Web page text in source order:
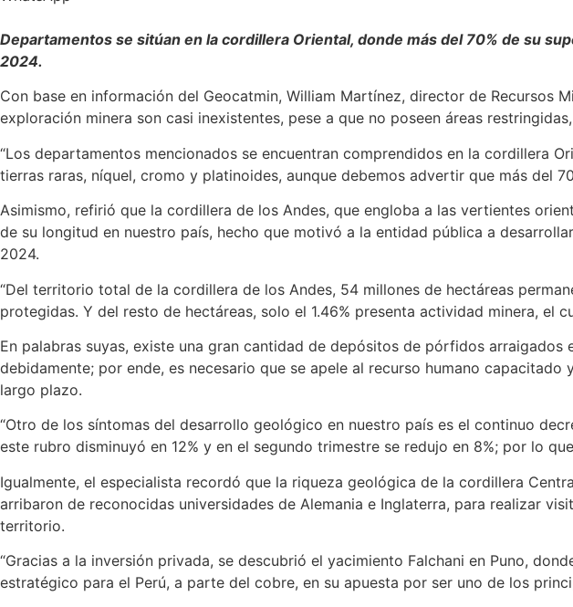
Departamentos se sitúan en la cordillera Oriental, donde más del 70% de su
2024.
Con base en información del Geocatmin, William Martínez, director de Recursos
exploración minera son casi inexistentes, pese a que no poseen áreas
“Los departamentos mencionados se encuentran comprendidos en la cordillera
tierras raras, níquel, cromo y platinoides, aunque debemos advertir que más del
Asimismo, refirió que la cordillera de los Andes, que engloba a las vertientes
de su longitud en nuestro país, hecho que motivó a la entidad pública a
2024.
“Del territorio total de la cordillera de los Andes, 54 millones de hectáreas
protegidas. Y del resto de hectáreas, solo el 1.46% presenta actividad minera, el
En palabras suyas, existe una gran cantidad de depósitos de pórfidos
debidamente; por ende, es necesario que se apele al recurso humano
largo plazo.
“Otro de los síntomas del desarrollo geológico en nuestro país es el continuo
este rubro disminuyó en 12% y en el segundo trimestre se redujo en 8%; por lo
Igualmente, el especialista recordó que la riqueza geológica de la cordillera
arribaron de reconocidas universidades de Alemania e Inglaterra, para realizar
territorio.
“Gracias a la inversión privada, se descubrió el yacimiento Falchani en Puno,
estratégico para el Perú, a parte del cobre, en su apuesta por ser uno de los